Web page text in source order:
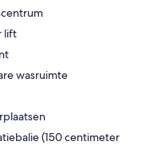
lift
wasruimte
(150 centimeter